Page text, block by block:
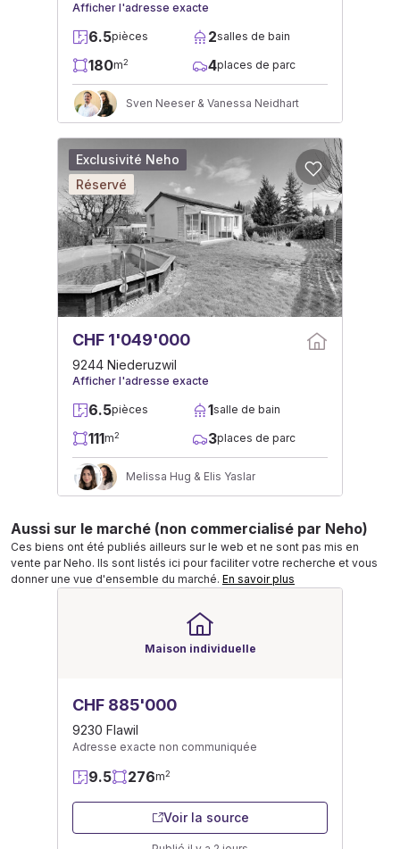
Afficher l'adresse exacte
6.5pièces 2salles de bain
180m2 4places de parc
Sven Neeser & Vanessa Neidhart
CHF 1'049'000
9244 Niederuzwil
Afficher l'adresse exacte
6.5pièces 1salle de bain
111m2 3places de parc
Melissa Hug & Elis Yaslar
Exclusivité Neho
Réservé
Aussi sur le marché (non commercialisé par Neho)
Ces biens ont été publiés ailleurs sur le web et ne sont pas mis en
vente par Neho. Ils sont listés ici pour faciliter votre recherche et vous
donner une vue d'ensemble du marché. En savoir plus
Maison individuelle
CHF 885'000
9230 Flawil
Adresse exacte non communiquée
9.5 276m2
Voir la source